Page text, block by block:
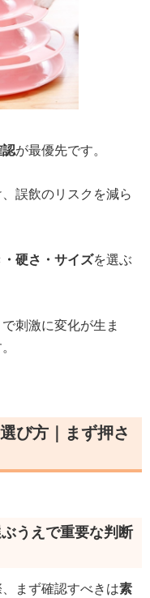
が最優先です。
誤飲のリスクを減ら
硬さ・サイズを選ぶ
刺激に変化が生ま
び方｜まず押さ
うえで重要な判断
まず確認すべきは素